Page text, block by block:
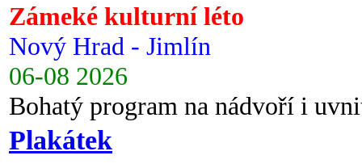
Zámeké kulturní léto
Nový Hrad - Jimlín
06-08 2026
Bohatý program na nádvoří i
Plakátek